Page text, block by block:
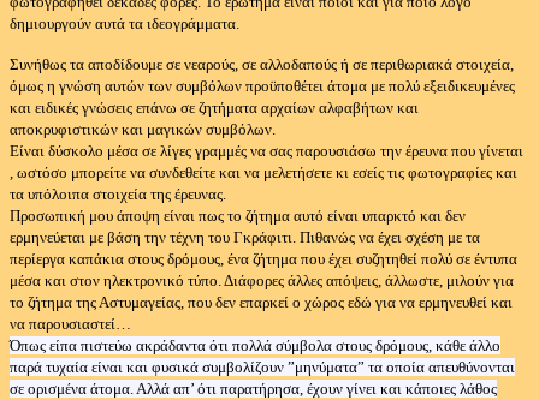
δημιουργούν αυτά τα ιδεογράμματα.
Συνήθως τα αποδίδουμε σε νεαρούς, σε αλλοδαπούς ή σε περιθωριακά στοιχεία,
όμως η γνώση αυτών των συμβόλων προϋποθέτει άτομα με πολύ εξειδικευμένες
και ειδικές γνώσεις επάνω σε ζητήματα αρχαίων αλφαβήτων και
αποκρυφιστικών και μαγικών συμβόλων.
Είναι δύσκολο μέσα σε λίγες γραμμές να σας παρουσιάσω την έρευνα που γίνεται
, ωστόσο μπορείτε να συνδεθείτε και να μελετήσετε κι εσείς τις φωτογραφίες και
τα υπόλοιπα στοιχεία της έρευνας.
Προσωπική μου άποψη είναι πως το ζήτημα αυτό είναι υπαρκτό και δεν
ερμηνεύεται με βάση την τέχνη του Γκράφιτι. Πιθανώς να έχει σχέση με τα
περίεργα καπάκια στους δρόμους, ένα ζήτημα που έχει συζητηθεί πολύ σε έντυπα
μέσα και στον ηλεκτρονικό τύπο. Διάφορες άλλες απόψεις, άλλωστε, μιλούν για
το ζήτημα της Αστυμαγείας, που δεν επαρκεί ο χώρος εδώ για να ερμηνευθεί και
να παρουσιαστεί…
Όπως είπα πιστεύω ακράδαντα ότι πολλά σύμβολα στους δρόμους, κάθε άλλο
παρά τυχαία είναι και φυσικά συμβολίζουν ”μηνύματα” τα οποία απευθύνονται
σε ορισμένα άτομα. Αλλά απ’ ότι παρατήρησα, έχουν γίνει και κάποιες λάθος